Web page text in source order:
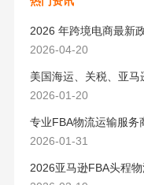
2026-04-20
2026-01-20
2026-01-31